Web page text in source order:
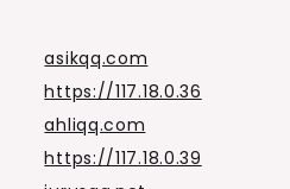
asikqq.com
https://117.18.0.36
ahliqq.com
https://117.18.0.39